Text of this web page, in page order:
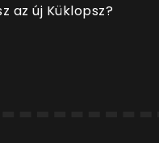
az új Küklopsz?